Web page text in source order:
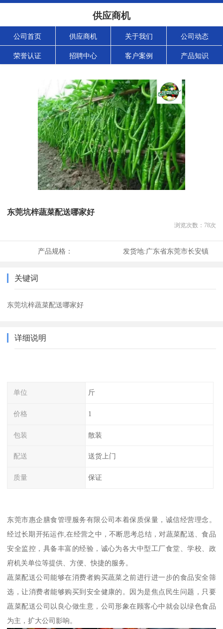
供应商机
公司首页 供应商机 关于我们 公司动态
荣誉认证 招聘中心 客户案例 产品知识
东莞坑梓蔬菜配送哪家好
浏览次数： 78次
产品规格： 发货地:广东省东莞市长安镇
关键词
东莞坑梓蔬菜配送哪家好
详细说明
单位 斤
价格 1
包装 散装
配送 送货上门
质量 保证
东莞市惠企膳食管理服务有限公司本着保质保量，诚信经营理念。
经过长期开拓运作,在经营之中，不断思考总结，对蔬菜配送、食品
安全监控，具备丰富的经验，诚心为各大中型工厂食堂、学校、政
府机关单位等提供、方便、快捷的服务。
蔬菜配送公司能够在消费者购买蔬菜之前进行进一步的食品安全筛
选，让消费者能够购买到安全健康的。因为是焦点民生问题，只要
蔬菜配送公司以良心做生意，公司形象在顾客心中就会以绿色食品
为主，扩大公司影响。